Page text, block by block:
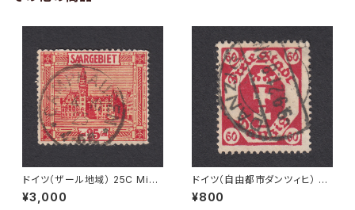
ドイツ（ザール地域） 25C Mi#8
9 使用済み切手｜CAMPHAU
SEN 4.10.1923
¥3,000
ドイツ（自由都市ダンツィヒ） 60
Pf Mi#81 使用済み切手｜DA
NZIG 9.9.1921
¥800